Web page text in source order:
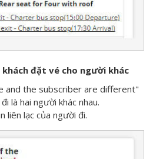
đặt vé cho người khác
and the subscriber are different"
là hai người khác nhau.
liên lạc của người đi.